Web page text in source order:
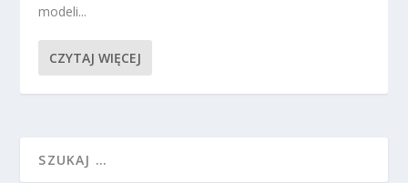
modeli...
CZYTAJ WIĘCEJ